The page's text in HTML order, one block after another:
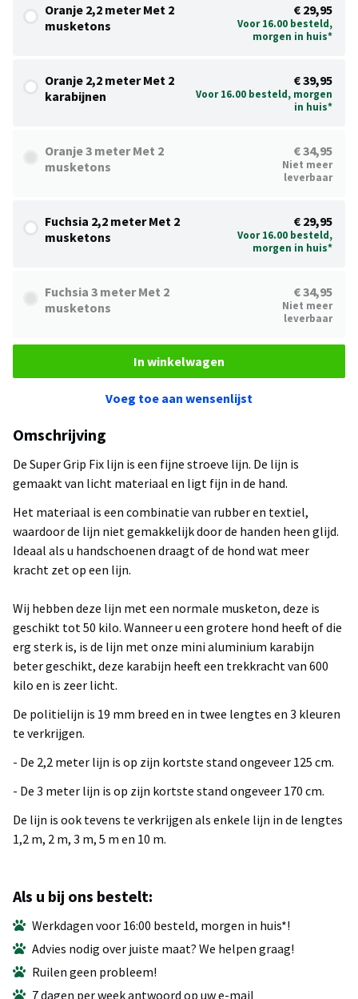
Oranje 2,2 meter Met 2
musketons
€ 29,95
Voor 16.00 besteld,
morgen in huis*
Oranje 2,2 meter Met 2
karabijnen
€ 39,95
Voor 16.00 besteld, morgen
in huis*
Oranje 3 meter Met 2
musketons
€ 34,95
Niet meer
leverbaar
Fuchsia 2,2 meter Met 2
musketons
€ 29,95
Voor 16.00 besteld,
morgen in huis*
Fuchsia 3 meter Met 2
musketons
€ 34,95
Niet meer
leverbaar
In winkelwagen
Voeg toe aan wensenlijst
Omschrijving
De Super Grip Fix lijn is een fijne stroeve lijn. De lijn is
gemaakt van licht materiaal en ligt fijn in de hand.
Het materiaal is een combinatie van rubber en textiel,
waardoor de lijn niet gemakkelijk door de handen heen glijd.
Ideaal als u handschoenen draagt of de hond wat meer
kracht zet op een lijn.
Wij hebben deze lijn met een normale musketon, deze is
geschikt tot 50 kilo. Wanneer u een grotere hond heeft of die
erg sterk is, is de lijn met onze mini aluminium karabijn
beter geschikt, deze karabijn heeft een trekkracht van 600
kilo en is zeer licht.
De politielijn is 19 mm breed en in twee lengtes en 3 kleuren
te verkrijgen.
- De 2,2 meter lijn is op zijn kortste stand ongeveer 125 cm.
- De 3 meter lijn is op zijn kortste stand ongeveer 170 cm.
De lijn is ook tevens te verkrijgen als enkele lijn in de lengtes
1,2 m, 2 m, 3 m, 5 m en 10 m.
Als u bij ons bestelt:
Werkdagen voor 16:00 besteld, morgen in huis*!
Advies nodig over juiste maat? We helpen graag!
Ruilen geen probleem!
7 dagen per week antwoord op uw e-mail